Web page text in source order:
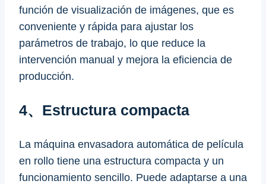
función de visualización de imágenes, que es
conveniente y rápida para ajustar los
parámetros de trabajo, lo que reduce la
intervención manual y mejora la eficiencia de
producción.
4、Estructura compacta
La máquina envasadora automática de película
en rollo tiene una estructura compacta y un
funcionamiento sencillo. Puede adaptarse a una